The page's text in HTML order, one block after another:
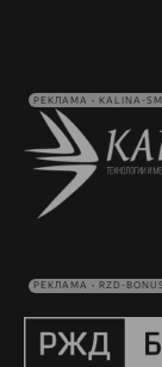
РЕКЛАМА • KALINA-
РЕКЛАМА • RZD-